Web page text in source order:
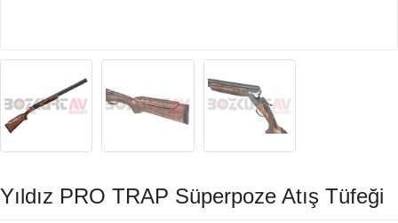
Yıldız PRO TRAP Süperpoze Atış Tüfeği